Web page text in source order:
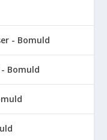
- Bomuld
Bomuld